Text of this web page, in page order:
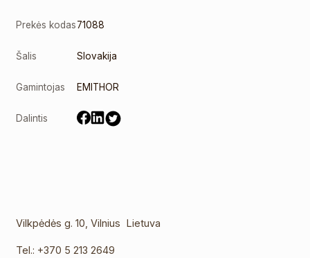
Prekės kodas71088
Šalis Slovakija
Gamintojas EMITHOR
Dalintis
Vilkpėdės g. 10, Vilnius Lietuva
Tel.: +370 5 213 2649